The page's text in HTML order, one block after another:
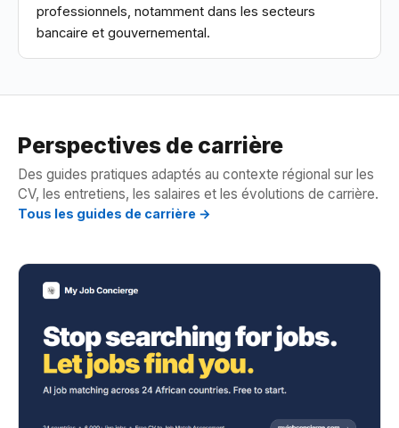
professionnels, notamment dans les secteurs
bancaire et gouvernemental.
Perspectives de carrière
Des guides pratiques adaptés au contexte régional sur les
CV, les entretiens, les salaires et les évolutions de carrière.
Tous les guides de carrière →